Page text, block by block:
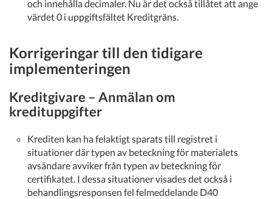
och innehålla decimaler. Nu är det också tillåtet att ange
värdet 0 i uppgiftsfältet Kreditgräns.
Korrigeringar till den tidigare
implementeringen
Kreditgivare – Anmälan om
kredituppgifter
Krediten kan ha felaktigt sparats till registret i
situationer där typen av beteckning för materialets
avsändare avviker från typen av beteckning för
certifikatet. I dessa situationer visades det också i
behandlingsresponsen fel felmeddelande D40